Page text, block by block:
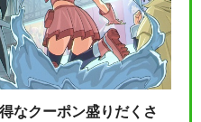
なクーポン盛りだくさ